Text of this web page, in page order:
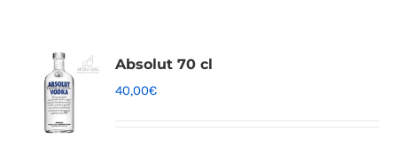
Absolut 70 cl
40,00€